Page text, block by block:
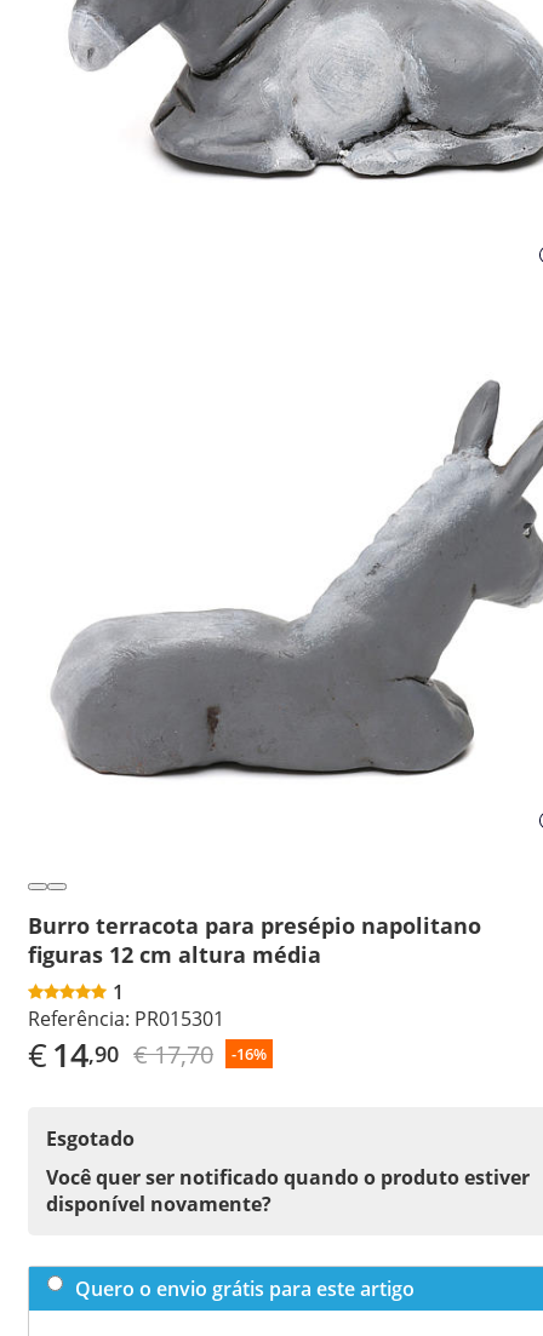
Burro terracota para presépio napolitano
figuras 12 cm altura média
1
Referência: PR015301
€14,90 € 17,70 -16%
Esgotado
Você quer ser notificado quando o produto estiver
disponível novamente?
Quero o envio grátis para este artigo